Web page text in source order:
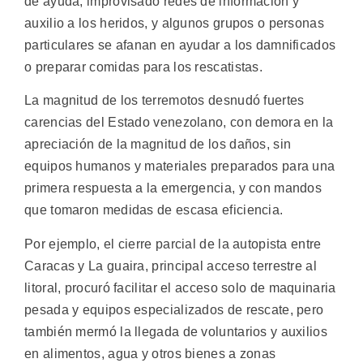
auxilio a los heridos, y algunos grupos o personas
particulares se afanan en ayudar a los damnificados
o preparar comidas para los rescatistas.
La magnitud de los terremotos desnudó fuertes
carencias del Estado venezolano, con demora en la
apreciación de la magnitud de los daños, sin
equipos humanos y materiales preparados para una
primera respuesta a la emergencia, y con mandos
que tomaron medidas de escasa eficiencia.
Por ejemplo, el cierre parcial de la autopista entre
Caracas y La guaira, principal acceso terrestre al
litoral, procuró facilitar el acceso solo de maquinaria
pesada y equipos especializados de rescate, pero
también mermó la llegada de voluntarios y auxilios
en alimentos, agua y otros bienes a zonas